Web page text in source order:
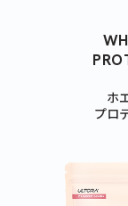
ホ
プロ